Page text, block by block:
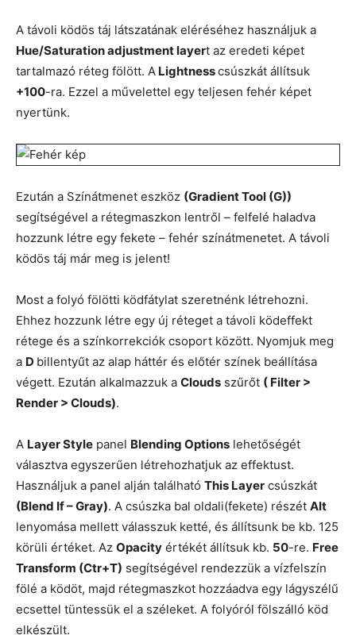
A távoli ködös táj látszatának eléréséhez használjuk a
Hue/Saturation adjustment layert az eredeti képet
tartalmazó réteg fölött. A Lightnesscsúszkát állítsuk
+100-ra. Ezzel a művelettel egy teljesen fehér képet
nyertünk.
Ezután a Színátmenet eszköz (Gradient Tool (G))
segítségével a rétegmaszkon lentről – felfelé haladva
hozzunk létre egy fekete – fehér színátmenetet. A távoli
ködös táj már meg is jelent!
Most a folyó fölötti ködfátylat szeretnénk létrehozni.
Ehhez hozzunk létre egy új réteget a távoli ködeffekt
rétege és a színkorrekciók csoport között. Nyomjuk meg
a D billentyűt az alap háttér és előtér színek beállítása
végett. Ezután alkalmazzuk a Clouds szűrőt ( Filter >
Render > Clouds).
A Layer Style panel Blending Options lehetőségét
választva egyszerűen létrehozhatjuk az effektust.
Használjuk a panel alján található This Layer csúszkát
(Blend If – Gray). A csúszka bal oldali(fekete) részét Alt
lenyomása mellett válasszuk ketté, és állítsunk be kb. 125
körüli értéket. Az Opacity értékét állítsuk kb. 50-re. Free
Transform (Ctr+T) segítségével rendezzük a vízfelszín
fölé a ködöt, majd rétegmaszkot hozzáadva egy lágyszélű
ecsettel tüntessük el a széleket. A folyóról fölszálló köd
elkészült.